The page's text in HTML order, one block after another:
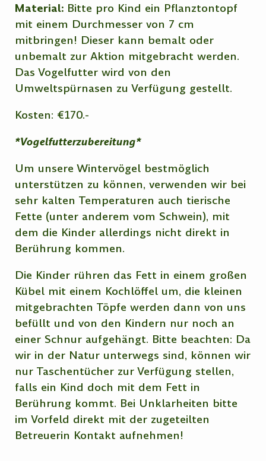
Material: Bitte pro Kind ein Pflanztontopf
mit einem Durchmesser von 7 cm
mitbringen! Dieser kann bemalt oder
unbemalt zur Aktion mitgebracht werden.
Das Vogelfutter wird von den
Umweltspürnasen zu Verfügung gestellt.
Kosten: €170.-
*Vogelfutterzubereitung*
Um unsere Wintervögel bestmöglich
unterstützen zu können, verwenden wir bei
sehr kalten Temperaturen auch tierische
Fette (unter anderem vom Schwein), mit
dem die Kinder allerdings nicht direkt in
Berührung kommen.
Die Kinder rühren das Fett in einem großen
Kübel mit einem Kochlöffel um, die kleinen
mitgebrachten Töpfe werden dann von uns
befüllt und von den Kindern nur noch an
einer Schnur aufgehängt. Bitte beachten: Da
wir in der Natur unterwegs sind, können wir
nur Taschentücher zur Verfügung stellen,
falls ein Kind doch mit dem Fett in
Berührung kommt. Bei Unklarheiten bitte
im Vorfeld direkt mit der zugeteilten
Betreuerin Kontakt aufnehmen!